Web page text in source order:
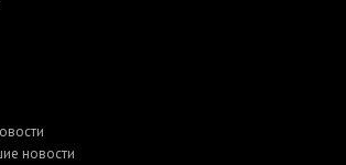
новости